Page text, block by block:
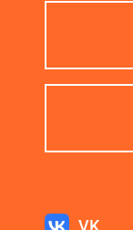
VK